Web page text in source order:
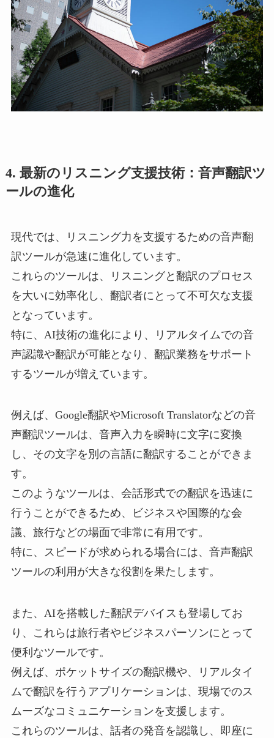
4. 最新のリスニング支援技術：音声翻訳ツ
ールの進化
現代では、リスニング力を支援するための音声翻
訳ツールが急速に進化しています。
これらのツールは、リスニングと翻訳のプロセス
を大いに効率化し、翻訳者にとって不可欠な支援
となっています。
特に、AI技術の進化により、リアルタイムでの音
声認識や翻訳が可能となり、翻訳業務をサポート
するツールが増えています。
例えば、Google翻訳やMicrosoft Translatorなどの音
声翻訳ツールは、音声入力を瞬時に文字に変換
し、その文字を別の言語に翻訳することができま
す。
このようなツールは、会話形式での翻訳を迅速に
行うことができるため、ビジネスや国際的な会
議、旅行などの場面で非常に有用です。
特に、スピードが求められる場合には、音声翻訳
ツールの利用が大きな役割を果たします。
また、AIを搭載した翻訳デバイスも登場してお
り、これらは旅行者やビジネスパーソンにとって
便利なツールです。
例えば、ポケットサイズの翻訳機や、リアルタイ
ムで翻訳を行うアプリケーションは、現場でのス
ムーズなコミュニケーションを支援します。
これらのツールは、話者の発音を認識し、即座に